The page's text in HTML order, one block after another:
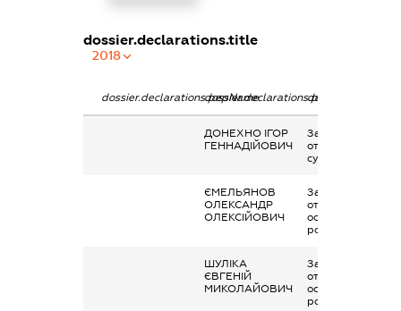
dossier.declarations.title
2018
dossier.declarations.pepNamedossier.declarations.personName
ДОНЕХНО ІГОР
ГЕННАДІЙОВИЧ
Заробітна плата
отримана за
сумісництвом
ЄМЕЛЬЯНОВ
ОЛЕКСАНДР
ОЛЕКСІЙОВИЧ
Заробітна плата
отримана за
основним місцем
роботи
ШУЛІКА
ЄВГЕНІЙ
МИКОЛАЙОВИЧ
Заробітна плата
отримана за
основним місцем
роботи